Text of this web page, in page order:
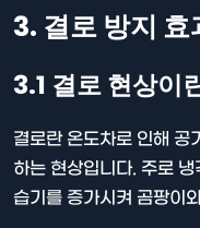
3. 결로 방지 효
3.1 결로 현상이
결로란 온도차로 인해 공
하는 현상입니다. 주로
습기를 증가시켜 곰팡이